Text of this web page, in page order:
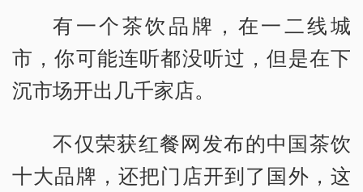
有一个茶饮品牌，在一二线城
市，你可能连听都没听过，但是在下
沉市场开出几千家店。
不仅荣获红餐网发布的中国茶饮
十大品牌，还把门店开到了国外，这